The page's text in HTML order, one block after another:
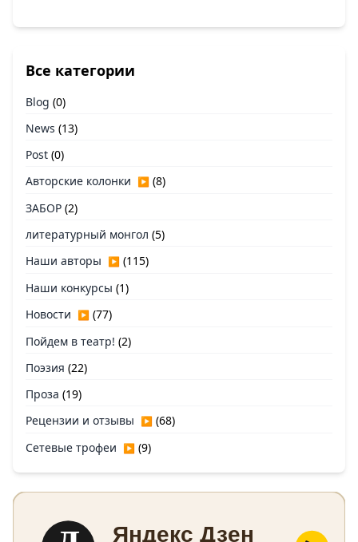
Все категории
Blog (0)
News (13)
Post (0)
Авторские колонки ▶ (8)
ЗАБОР (2)
литературный монгол (5)
Наши авторы ▶ (115)
Наши конкурсы (1)
Новости ▶ (77)
Пойдем в театр! (2)
Поэзия (22)
Проза (19)
Рецензии и отзывы ▶ (68)
Сетевые трофеи ▶ (9)
Яндекс Дзен